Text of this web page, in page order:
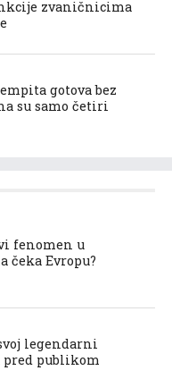
zvaničnicima
gotova bez
su samo četiri
fenomen u
čeka Evropu?
legendarni
pred publikom